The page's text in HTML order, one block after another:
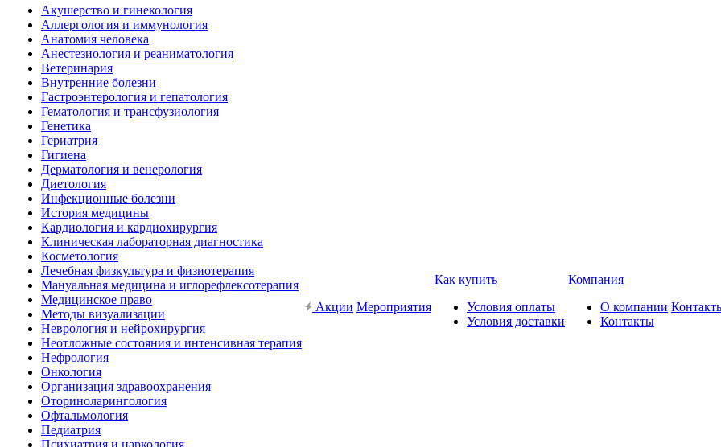
Акушерство и гинекология
Аллергология и иммунология
Анатомия человека
Анестезиология и реаниматология
Ветеринария
Внутренние болезни
Гастроэнтерология и гепатология
Гематология и трансфузиология
Генетика
Гериатрия
Гигиена
Дерматология и венерология
Диетология
Инфекционные болезни
История медицины
Кардиология и кардиохирургия
Клиническая лабораторная диагностика
Косметология
Лечебная физкультура и физиотерапия
Мануальная медицина и иглорефлексотерапия
Медицинское право
Методы визуализации
Неврология и нейрохирургия
Неотложные состояния и интенсивная терапия
Нефрология
Онкология
Организация здравоохранения
Оториноларингология
Офтальмология
Педиатрия
Психиатрия и наркология
Акции Мероприятия
Как купить
Условия оплаты
Условия доставки
Компания
О компании
Контакты